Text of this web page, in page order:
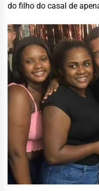
do filho do casal de